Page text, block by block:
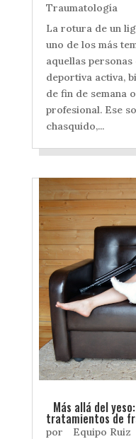
Traumatología
La rotura de un
uno de los más
aquellas
deportiva activa,
de fin de semana
profesional. Ese
chasquido,...
Más allá del
tratamientos de
por Equipo Ruiz